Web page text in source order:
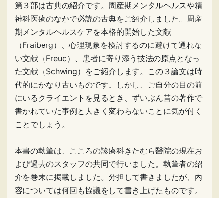
第３部は古典の紹介です。周産期メンタルヘルスや精
神科医療のなかで必読の古典をご紹介しました。周産
期メンタルヘルスケアを本格的開始した文献
（Fraiberg）、心理現象を検討するのに避けて通れな
い文献（Freud）、患者に寄り添う技法の原点となっ
た文献（Schwing）をご紹介します。この３論文は時
代的にかなり古いものです。しかし、ご自分の目の前
にいるクライエントを見るとき、ずいぶん昔の著作で
書かれていた事例と大きく変わらないことに気が付く
ことでしょう。
本書の執筆は、こころの診療科きたむら醫院の現在お
よび過去のスタッフの共同で行いました。執筆者の紹
介を巻末に掲載しました。分担して書きましたが、内
容については何回も協議をして書き上げたものです。